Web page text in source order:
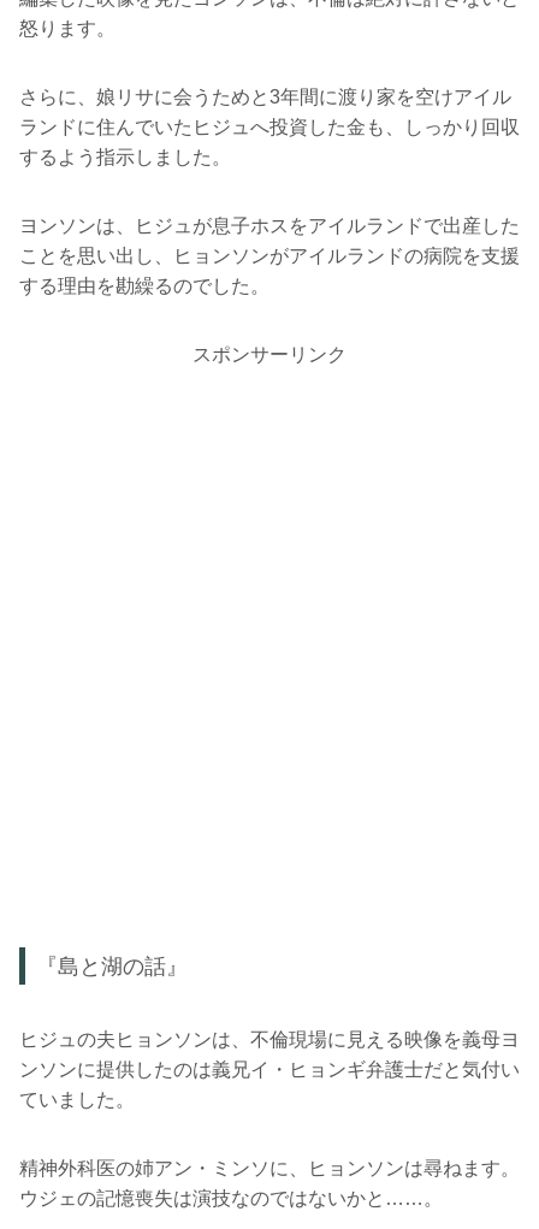
怒ります。
さらに、娘リサに会うためと3年間に渡り家を空けアイル
ランドに住んでいたヒジュへ投資した金も、しっかり回収
するよう指示しました。
ヨンソンは、ヒジュが息子ホスをアイルランドで出産した
ことを思い出し、ヒョンソンがアイルランドの病院を支援
する理由を勘繰るのでした。
スポンサーリンク
『島と湖の話』
ヒジュの夫ヒョンソンは、不倫現場に見える映像を義母ヨ
ンソンに提供したのは義兄イ・ヒョンギ弁護士だと気付い
ていました。
精神外科医の姉アン・ミンソに、ヒョンソンは尋ねます。
ウジェの記憶喪失は演技なのではないかと……。